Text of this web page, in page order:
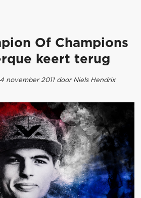
Of Champions
keert terug
november 2011 door Niels Hendrix